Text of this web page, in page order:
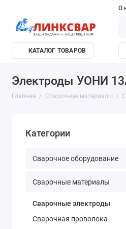
О
КАТАЛОГ ТОВАРОВ
Электроды УОНИ
Главная Сварочные материалы
Категории
Сварочное оборудование
Сварочные материалы
Сварочные электроды
Сварочная проволока